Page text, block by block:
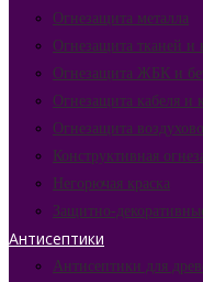
Огнезащита металла
Огнезащита тканей и
Огнезащита ЖБК и
Огнезащита кабеля и
Огнезащита
Конструктивная
Негорючая краска
Защитно-
Антисептики
Антисептики для